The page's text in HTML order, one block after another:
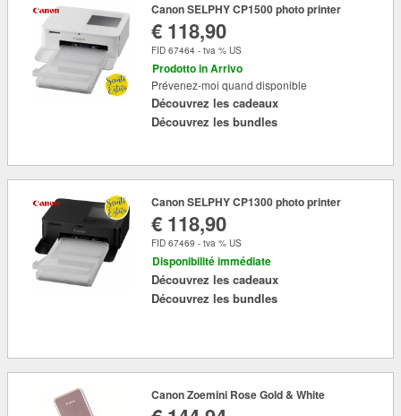
Canon SELPHY CP1500 photo printer
€ 118,90
FID 67464 - tva % US
Prodotto in Arrivo
Prévenez-moi quand disponible
Découvrez les cadeaux
Découvrez les bundles
Canon SELPHY CP1300 photo printer
€ 118,90
FID 67469 - tva % US
Disponibilité immédiate
Découvrez les cadeaux
Découvrez les bundles
Canon Zoemini Rose Gold & White